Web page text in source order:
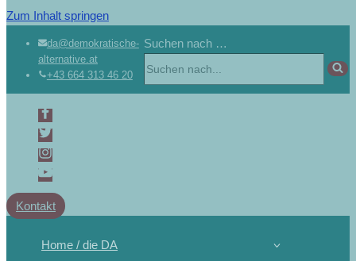
Zum Inhalt springen
da@demokratische-
alternative.at
+43 664 313 46 20
Suchen nach …
Kontakt
Home / die DA